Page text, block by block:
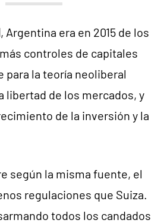
, Argentina era en 2015 de los
controles de capitales
para la teoría neoliberal
libertad de los mercados, y
de la inversión y la
según la misma fuente, el
regulaciones que Suiza.
todos los candados